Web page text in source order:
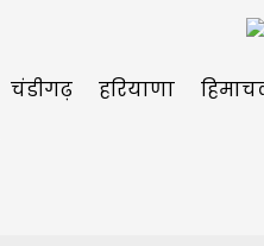
चंडीगढ़ हरियाणा